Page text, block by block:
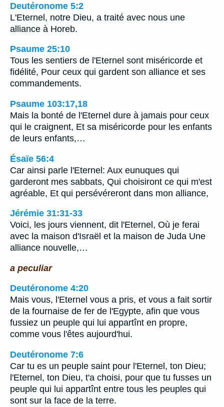
Deutéronome 5:2
L'Eternel, notre Dieu, a traité avec nous une
alliance à Horeb.
Psaume 25:10
Tous les sentiers de l'Eternel sont miséricorde et
fidélité, Pour ceux qui gardent son alliance et ses
commandements.
Psaume 103:17,18
Mais la bonté de l'Eternel dure à jamais pour ceux
qui le craignent, Et sa miséricorde pour les enfants
de leurs enfants,…
Ésaïe 56:4
Car ainsi parle l'Eternel: Aux eunuques qui
garderont mes sabbats, Qui choisiront ce qui m'est
agréable, Et qui persévéreront dans mon alliance,
Jérémie 31:31-33
Voici, les jours viennent, dit l'Eternel, Où je ferai
avec la maison d'Israël et la maison de Juda Une
alliance nouvelle,…
a peculiar
Deutéronome 4:20
Mais vous, l'Eternel vous a pris, et vous a fait sortir
de la fournaise de fer de l'Egypte, afin que vous
fussiez un peuple qui lui appartînt en propre,
comme vous l'êtes aujourd'hui.
Deutéronome 7:6
Car tu es un peuple saint pour l'Eternel, ton Dieu;
l'Eternel, ton Dieu, t'a choisi, pour que tu fusses un
peuple qui lui appartînt entre tous les peuples qui
sont sur la face de la terre.